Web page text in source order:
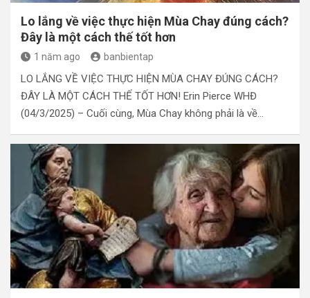
Lo lắng về việc thực hiện Mùa Chay đúng cách?
Đây là một cách thế tốt hơn
1 năm ago banbientap
LO LẮNG VỀ VIỆC THỰC HIỆN MÙA CHAY ĐÚNG CÁCH?
ĐÂY LÀ MỘT CÁCH THẾ TỐT HƠN! Erin Pierce WHĐ
(04/3/2025) – Cuối cùng, Mùa Chay không phải là về…